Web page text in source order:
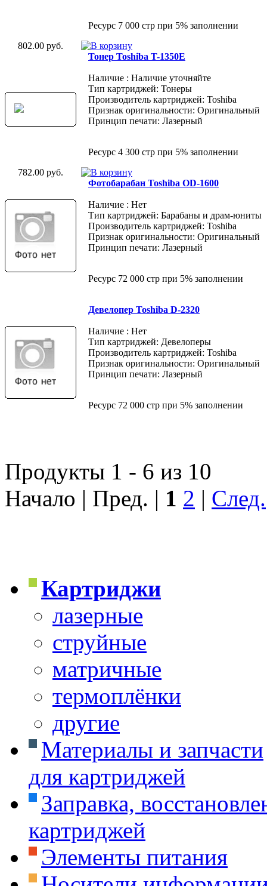
Ресурс 7 000 стр при 5% заполнении
802.00 руб.
Тонер Toshiba T-1350E
Наличие : Наличие уточняйте
Тип картриджей: Тонеры
Производитель картриджей: Toshiba
Признак оригинальности: Оригинальный
Принцип печати: Лазерный
Ресурс 4 300 стр при 5% заполнении
782.00 руб.
Фотобарабан Toshiba OD-1600
Наличие : Нет
Тип картриджей: Барабаны и драм-юниты
Производитель картриджей: Toshiba
Признак оригинальности: Оригинальный
Принцип печати: Лазерный
Ресурс 72 000 стр при 5% заполнении
Девелопер Toshiba D-2320
Наличие : Нет
Тип картриджей: Девелоперы
Производитель картриджей: Toshiba
Признак оригинальности: Оригинальный
Принцип печати: Лазерный
Ресурс 72 000 стр при 5% заполнении
Продукты 1 - 6 из 10
Начало | Пред. | 1 2 | След.
Картриджи
лазерные
струйные
матричные
термоплёнки
другие
Материалы и запчасти
для картриджей
Заправка,
картриджей
Элементы питания